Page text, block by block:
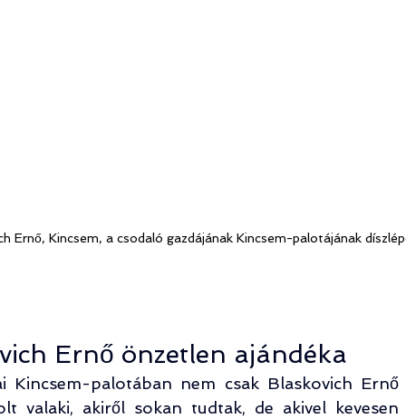
Ernő, Kincsem, a csodaló gazdájának Kincsem-palotájának
Ernő önzetlen ajándéka
Kincsem-palotában nem csak Blaskovich Ernő
valaki, akiről sokan tudtak, de akivel kevesen